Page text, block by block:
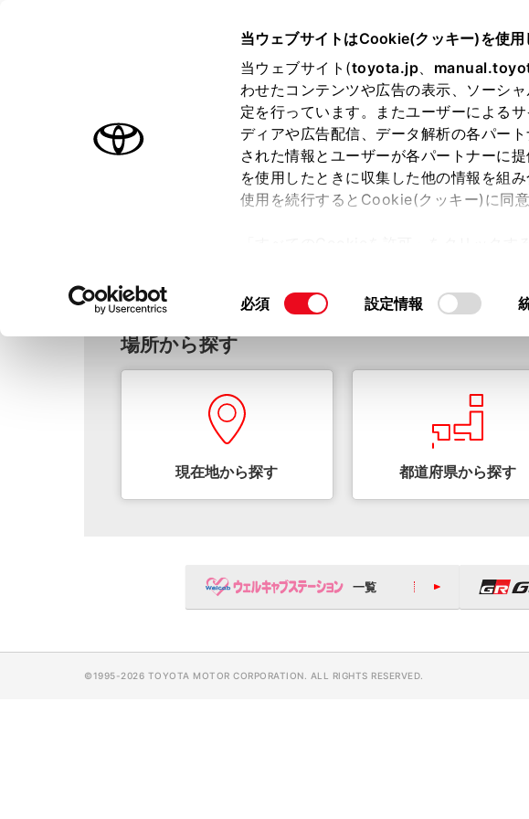
当ウェブサイトはCookie(クッキー)を使用
当ウェブサイト(toyota.jp、
わせたコンテンツや広告の表示、ソーシ
定を行っています。またユーザーによる
ディアや広告配信、データ解析の各パー
された情報とユーザーが各パートナーに
を使用したときに収集した他の情報を組
使用を続行するとCookie(クッキー)に同意
て」をご覧ください。
同
選
必須 設定情報
オーナーサポート トピックス
ホーム
場所から探す
現在地から探す 都道府県から探す
ウェルキャブステーション
一覧
©1995-2026 TOYOTA MOTOR CORPORATION. ALL RIGHTS RESERVED.